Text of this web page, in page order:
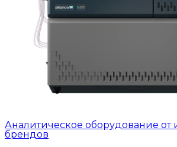
Аналитическое оборудование от
брендов